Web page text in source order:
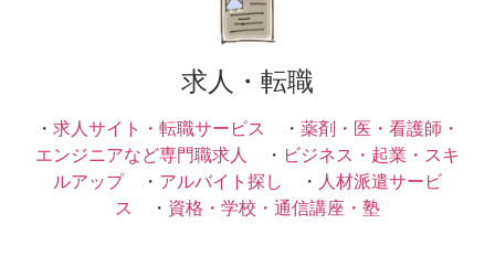
求人・転職
・ 求人サイト・転職サービス ・ 薬剤・医・看護師・
エンジニアなど専門職求人
・ ビジネス・起業・スキ
ルアップ・ アルバイト探し ・ 人材派遣サービ
ス ・ 資格・学校・通信講座・塾